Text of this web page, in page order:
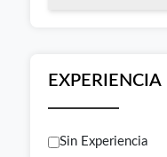
EXPERIENCIA
Sin Experiencia